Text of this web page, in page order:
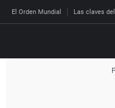
El Orden Mundial Las claves